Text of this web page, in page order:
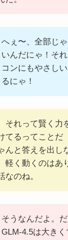
へぇ〜、全部じ
いんだにゃ！そ
コンにもやさし
るにゃ！
それって賢く力
てるってことだ
んと答えを出し
軽く動くのはあ
なのね。
そうなんだよ。
GLM‑4.5は大き